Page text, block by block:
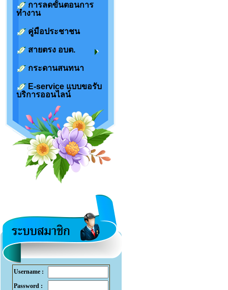
การลดขั้นตอนการ
ทำงาน
คู่มือประชาชน
สายตรง อบต.
กระดานสนทนา
E-service แบบขอรับ
บริการออนไลน์
Username :
Password :